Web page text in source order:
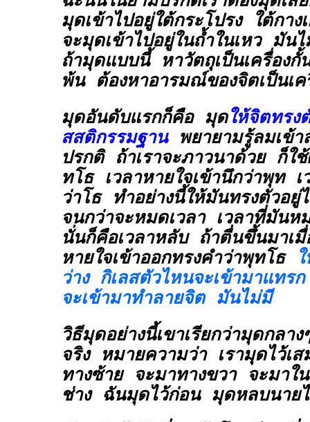
มุดเข้าไปอยู่ใต้กระโปรง ใต้กาง
จะมุดเข้าไปอยู่ในถ้ำในเหว มัน
ถ้ามุดแบบนี้ หาวัตถุเป็นเครื่องกั้
พ้น ต้องหาอารมณ์ของจิตเป็นเค
มุดอันดับแรกก็คือ มุดให้จิตทรง
สสติกรรมฐานพยายามรู้ลมเข้า
ปรกติ ถ้าเราจะภาวนาด้วย ก็
ทโธ เวลาหายใจเข้านึกว่าพุท เ
ว่าโธ ทำอย่างนี้ให้มันทรงตัวอยู่
จนกว่าจะหมดเวลา เวลาที่มันหม
นั่นก็คือเวลาหลับ ถ้าตื่นขึ้นมาเ
หายใจเข้าออกทรงคำว่าพุทโธ
ว่าง กิเลสตัวไหนจะเข้ามาแท
จะเข้ามาทำลายจิต มันไม่มี
วิธีมุดอย่างนี้เขาเรียกว่ามุดกลา
จริง หมายความว่า เรามุดไว้เ
ทางซ้าย จะมาทางขวา จะมาใ
ช่าง ฉันมุดไว้ก่อน มุดหลบนาย